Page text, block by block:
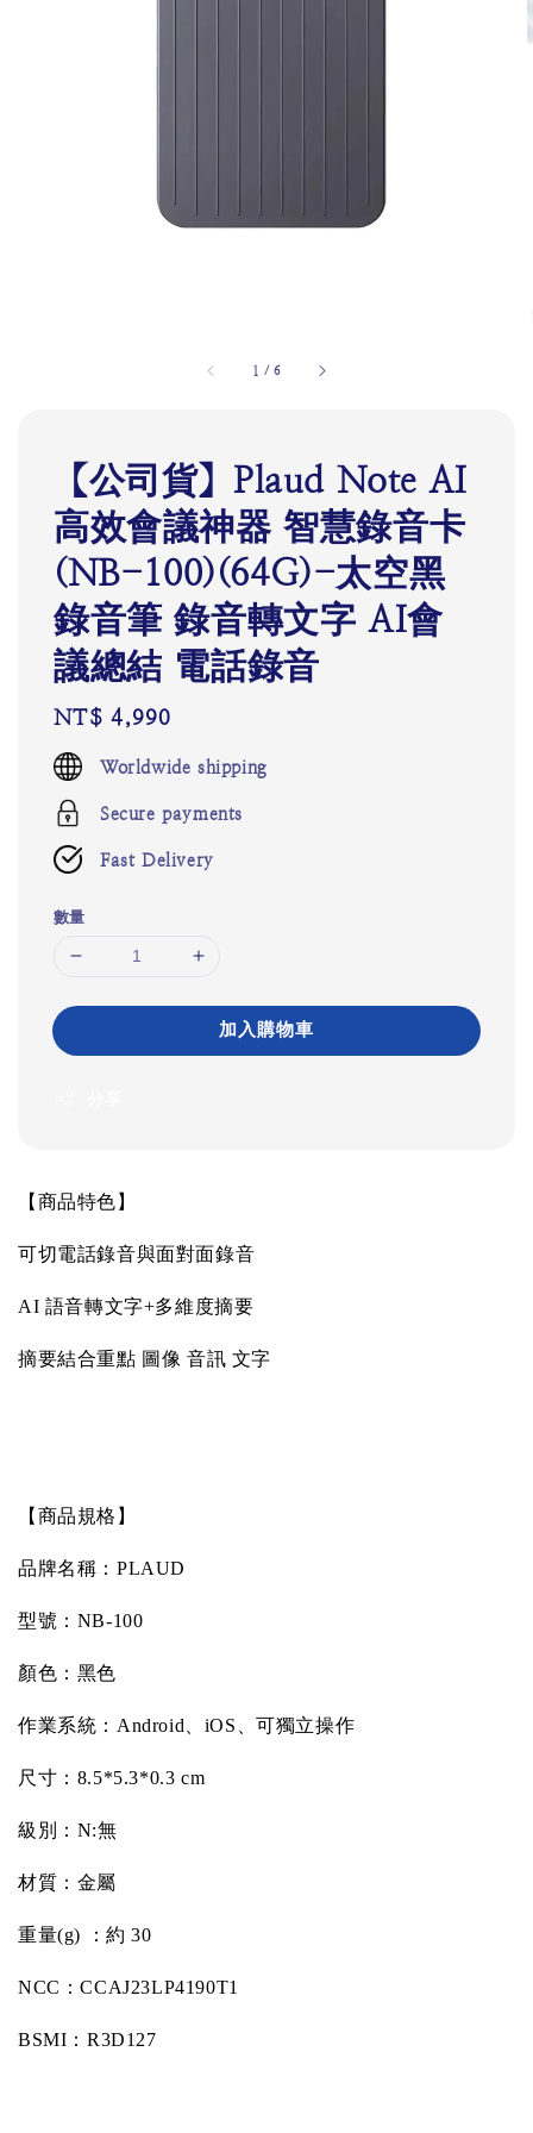
1 /6
【公司貨】Plaud Note AI
高效會議神器 智慧錄音卡
(NB-100)(64G)-太空黑
錄音筆 錄音轉文字 AI會
議總結 電話錄音
Regular
price
NT$ 4,990
Worldwide shipping
Secure payments
Fast Delivery
數量
加入購物車
【商品特色】
可切電話錄音與面對面錄音
AI 語音轉文字+多維度摘要
摘要結合重點 圖像 音訊 文字
【商品規格】
品牌名稱： PLAUD
型號： NB-100
顏色：黑色
作業系統： Android iOS 、可獨立操作
尺寸： 8.5*5.3*0.3 cm
級別： N:無
材質：金屬
重量(g) ：約 30
NCC ：CCAJ23LP4190T1
BSMI ：R3D127